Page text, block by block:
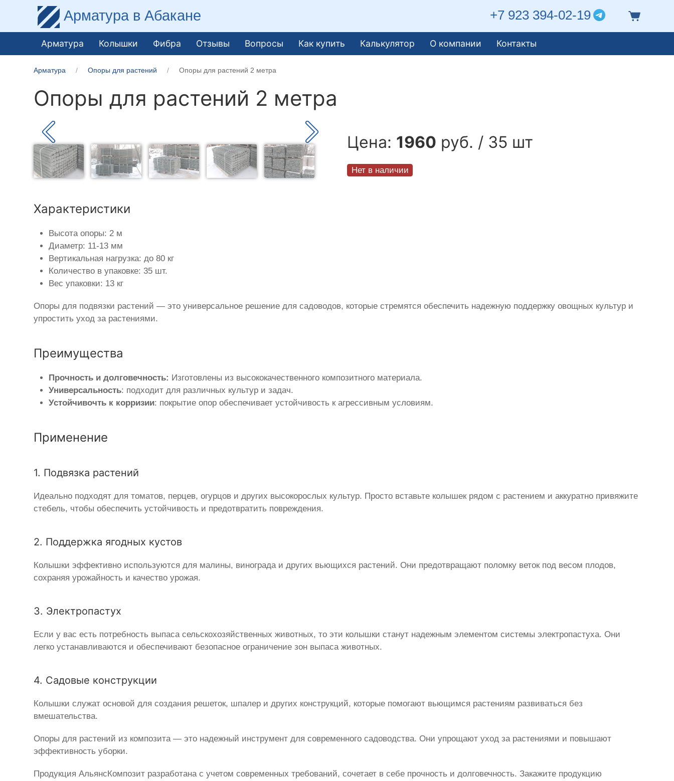
Арматура в Абакане +7 923 394-02-19
Арматура Колышки Фибра Отзывы Вопросы Как купить Калькулятор О компании Контакты
Арматура Опоры для растений Опоры для растений 2 метра
Опоры для растений 2 метра
Цена: 1960 руб. / 35 шт
Нет в наличии
Характеристики
Высота опоры: 2 м
Диаметр: 11-13 мм
Вертикальная нагрузка: до 80 кг
Количество в упаковке: 35 шт.
Вес упаковки: 13 кг
Опоры для подвязки растений — это универсальное решение для садоводов, которые стремятся обеспечить надежную поддержку овощных культур и
упростить уход за растениями.
Преимущества
Прочность и долговечность: Изготовлены из высококачественного композитного материала.
Универсальность: подходит для различных культур и задач.
Устойчивочть к корризии: покрытие опор обеспечивает устойчивость к агрессивным условиям.
Применение
1. Подвязка растений
Идеально подходят для томатов, перцев, огурцов и других высокорослых культур. Просто вставьте колышек рядом с растением и аккуратно привяжите
стебель, чтобы обеспечить устойчивость и предотвратить повреждения.
2. Поддержка ягодных кустов
Колышки эффективно используются для малины, винограда и других вьющихся растений. Они предотвращают поломку веток под весом плодов,
сохраняя урожайность и качество урожая.
3. Электропастух
Если у вас есть потребность выпаса сельскохозяйственных животных, то эти колышки станут надежным элементом системы электропастуха. Они
легко устанавливаются и обеспечивают безопасное ограничение зон выпаса животных.
4. Садовые конструкции
Колышки служат основой для создания решеток, шпалер и других конструкций, которые помогают вьющимся растениям развиваться без
вмешательства.
Опоры для растений из композита — это надежный инструмент для современного садоводства. Они упрощают уход за растениями и повышают
эффективность уборки.
Продукция АльянсКомпозит разработана с учетом современных требований, сочетает в себе прочность и долговечность. Закажите продукцию